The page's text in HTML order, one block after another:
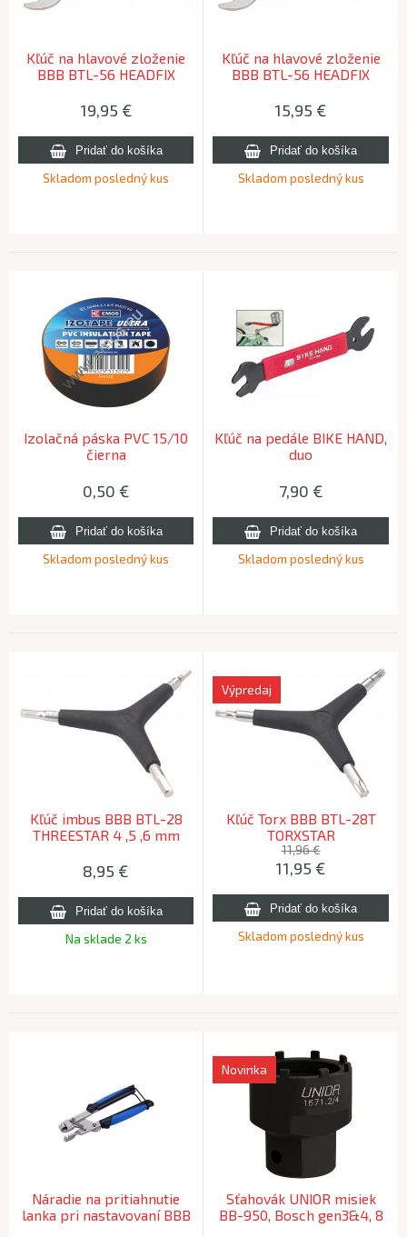
Kľúč na hlavové zloženie
BBB BTL-56 HEADFIX
19,95 €
Skladom posledný kus
Kľúč na hlavové zloženie
BBB BTL-56 HEADFIX
15,95 €
Skladom posledný kus
Izolačná páska PVC 15/10
čierna
0,50 €
Skladom posledný kus
Kľúč na pedále BIKE HAND,
duo
7,90 €
Skladom posledný kus
Kľúč imbus BBB BTL-28
THREESTAR 4 ,5 ,6 mm
8,95 €
Na sklade 2 ks
Kľúč Torx BBB BTL-28T
TORXSTAR
Výpredaj
11,96 €
11,95 €
Skladom posledný kus
Náradie na pritiahnutie
lanka pri nastavovaní BBB
Sťahovák UNIOR misiek
BB-950, Bosch gen3&4, 8
Novinka